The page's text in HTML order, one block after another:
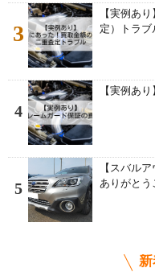
3
【実例あ
定）トラブ
4
【実例あ
5
【スバル
ありがとう